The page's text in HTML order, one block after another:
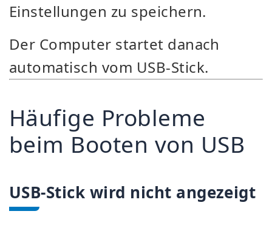
Einstellungen zu speichern.
Der Computer startet danach
automatisch vom USB-Stick.
Häufige Probleme
beim Booten von USB
USB-Stick wird nicht angezeigt